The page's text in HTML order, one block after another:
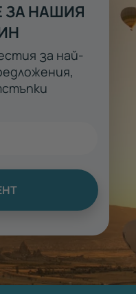
ЗА НАШИЯ
за най-